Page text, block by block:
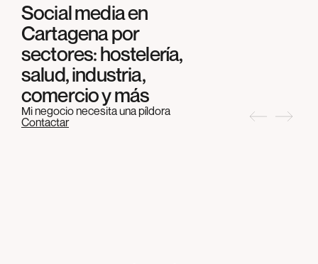
Social media en
Cartagenapor
sectores: hostelería,
salud, industria,
comercio y más
Mi negocio necesita una píldora
Contactar